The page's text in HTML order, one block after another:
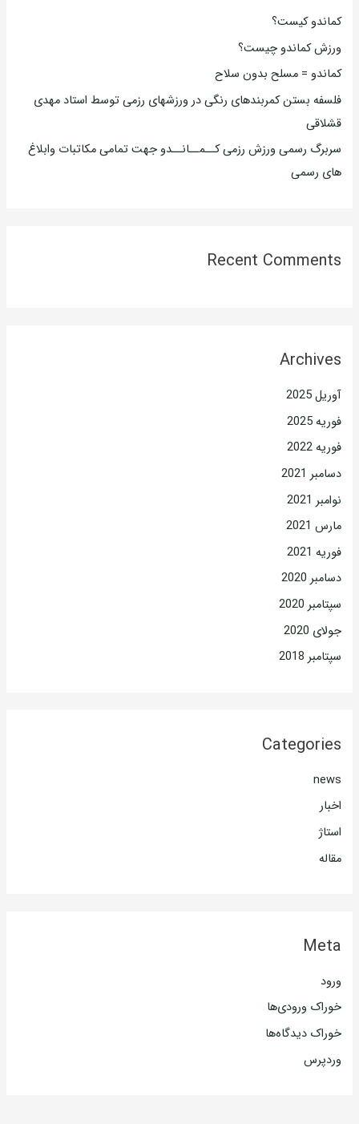
ا
ی
:
کماندو کیست؟
ورزش کماندو چیست؟
کماندو = مسلح بدون سلاح
فلسفه بستن کمربندهای رنگی در ورزشهای رزمی توسط استاد مهدی
قشلاقی
سربرگ رسمی ورزش رزمی کــمــانــدو جهت تمامی مکاتبات وابلاغ
های رسمی
Recent Comments
Archives
آوریل 2025
فوریه 2025
فوریه 2022
دسامبر 2021
نوامبر 2021
مارس 2021
فوریه 2021
دسامبر 2020
سپتامبر 2020
جولای 2020
سپتامبر 2018
Categories
news
اخبار
استاژ
مقاله
Meta
ورود
خوراک ورودی‌ها
خوراک دیدگاه‌ها
وردپرس